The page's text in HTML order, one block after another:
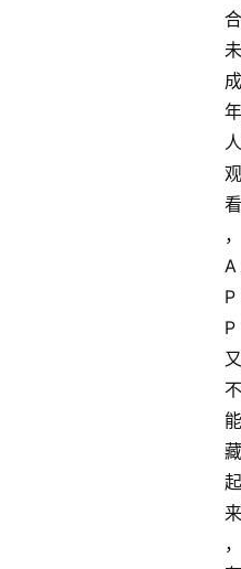
合
未
成
年
人
观
看
，
A
P
P
又
不
能
藏
起
来
，